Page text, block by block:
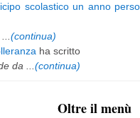
scolastico un anno
(continua)
ha scritto
da ... (continua)
Oltre il menù